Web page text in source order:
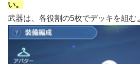
い。
武器は、各役割の5枚でデッキを組む